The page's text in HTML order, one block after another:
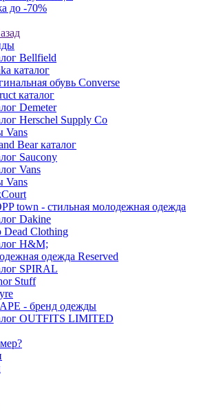
до -70%
Bellfield
каталог
обувь Converse
каталог
Demeter
Herschel Supply Co
Vans
Bear каталог
Saucony
Vans
Vans
town - стильная молодежная одежда
Dakine
Dead Clothing
H&M;
одежда Reserved
SPIRAL
Stuff
- бренд одежды
OUTFITS LIMITED